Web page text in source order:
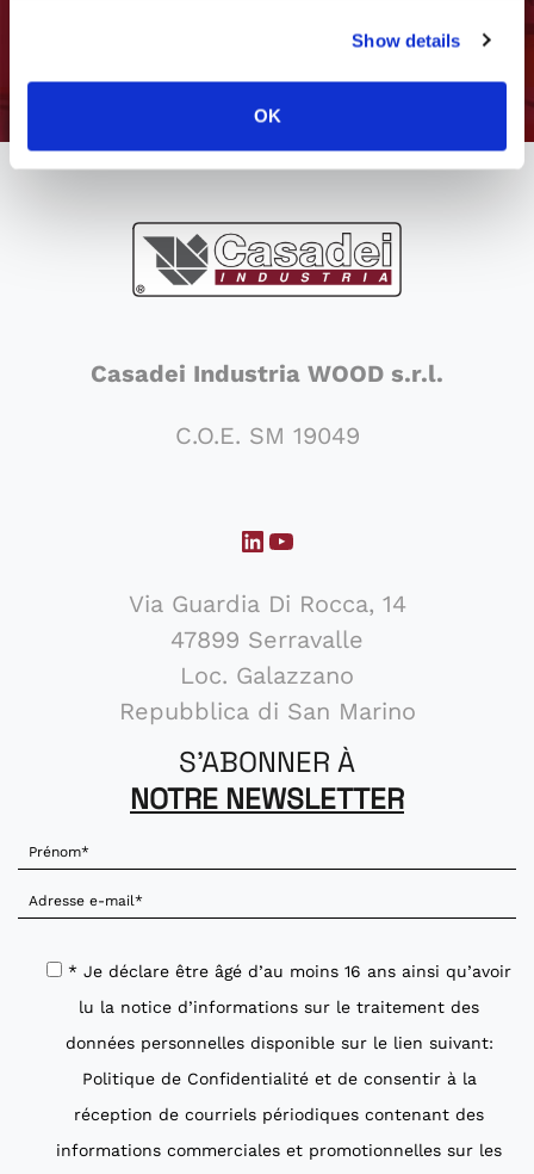
Show details
OK
Casadei Industria WOOD s.r.l.
C.O.E. SM 19049
LinkedIn
YouTube
Via Guardia Di Rocca, 14
47899 Serravalle
Loc. Galazzano
Repubblica di San Marino
S'ABONNER À
NOTRE NEWSLETTER
* Je déclare être âgé d’au moins 16 ans ainsi qu’avoir
lu la notice d’informations sur le traitement des
données personnelles disponible sur le lien suivant:
Politique de Confidentialitéet de consentir à la
réception de courriels périodiques contenant des
informations commerciales et promotionnelles sur les